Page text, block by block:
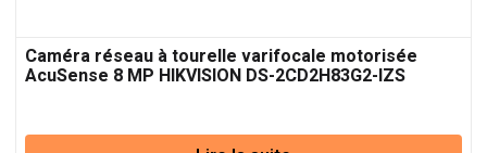
Caméra réseau à tourelle varifocale motorisée
AcuSense 8 MP HIKVISION DS-2CD2H83G2-IZS